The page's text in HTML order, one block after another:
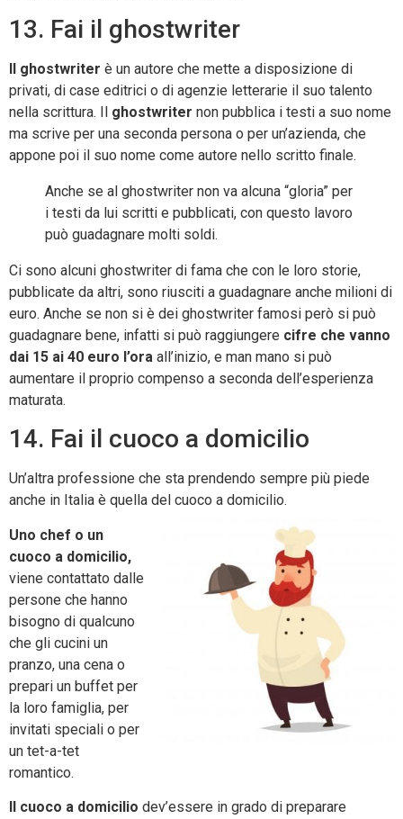
13. Fai il ghostwriter
Il ghostwriter è un autore che mette a disposizione di
privati, di case editrici o di agenzie letterarie il suo talento
nella scrittura. Il ghostwriter non pubblica i testi a suo nome
ma scrive per una seconda persona o per un’azienda, che
appone poi il suo nome come autore nello scritto finale.
Anche se al ghostwriter non va alcuna “gloria” per
i testi da lui scritti e pubblicati, con questo lavoro
può guadagnare molti soldi.
Ci sono alcuni ghostwriter di fama che con le loro storie,
pubblicate da altri, sono riusciti a guadagnare anche milioni di
euro. Anche se non si è dei ghostwriter famosi però si può
guadagnare bene, infatti si può raggiungere cifre che vanno
dai 15 ai 40 euro l’ora all’inizio, e man mano si può
aumentare il proprio compenso a seconda dell’esperienza
maturata.
14. Fai il cuoco a domicilio
Un’altra professione che sta prendendo sempre più piede
anche in Italia è quella del cuoco a domicilio.
Uno chef o un
cuoco a domicilio,
viene contattato dalle
persone che hanno
bisogno di qualcuno
che gli cucini un
pranzo, una cena o
prepari un buffet per
la loro famiglia, per
invitati speciali o per
un tet-a-tet
romantico.
Il cuoco a domicilio dev’essere in grado di preparare